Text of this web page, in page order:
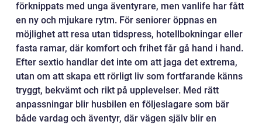
förknippats med unga äventyrare, men vanlife har fått
en ny och mjukare rytm. För seniorer öppnas en
möjlighet att resa utan tidspress, hotellbokningar eller
fasta ramar, där komfort och frihet får gå hand i hand.
Efter sextio handlar det inte om att jaga det extrema,
utan om att skapa ett rörligt liv som fortfarande känns
tryggt, bekvämt och rikt på upplevelser. Med rätt
anpassningar blir husbilen en följeslagare som bär
både vardag och äventyr, där vägen själv blir en